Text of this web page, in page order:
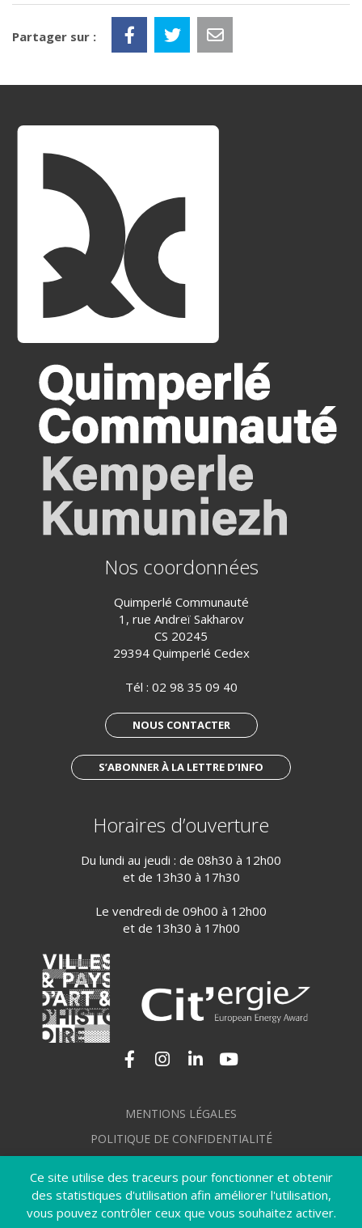
Ce site utilise des traceurs pour fonctionner et obtenir
des statistiques d'utilisation afin améliorer l'utilisation,
vous pouvez contrôler ceux que vous souhaitez activer.
Partager sur :
Nos coordonnées
Quimperlé Communauté
1, rue Andreï Sakharov
CS 20245
29394 Quimperlé Cedex
Tél : 02 98 35 09 40
NOUS CONTACTER
S’ABONNER À LA LETTRE D’INFO
Horaires d’ouverture
Du lundi au jeudi : de 08h30 à 12h00
et de 13h30 à 17h30
Le vendredi de 09h00 à 12h00
et de 13h30 à 17h00
Lien vers le compte Facebook
Lien vers le compte Instagram
Lien vers le compte
MENTIONS LÉGALES
POLITIQUE DE CONFIDENTIALITÉ
PLAN DU SITE
CRÉDITS